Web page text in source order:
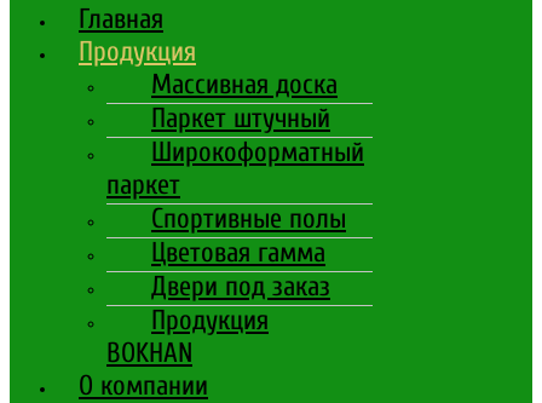
Главная
Продукция
Массивная доска
Паркет штучный
Широкоформатный
паркет
Спортивные полы
Цветовая гамма
Двери под заказ
Продукция
BOKHAN
О компании